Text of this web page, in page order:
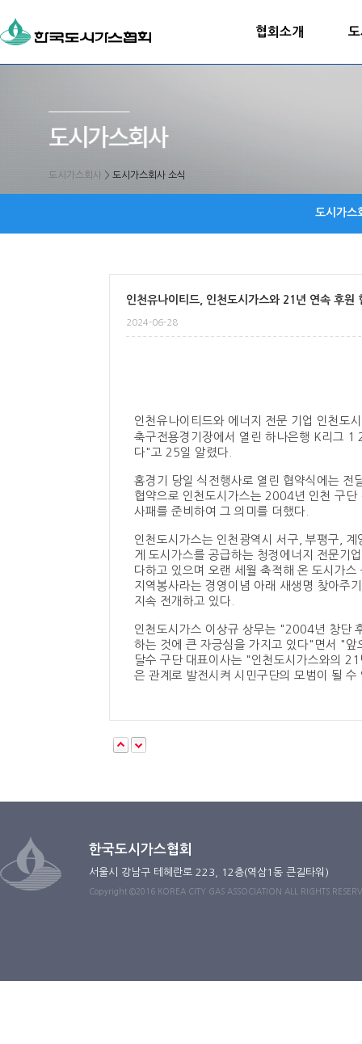
협회소개
도시가스회사 > 도시가스회사 소식
도시가스
인천유나이티드, 인천도시가스와 21년 연속 후원
2024-06-28
인천유나이티드와 에너지 전문 기업 인천도
축구전용경기장에서 열린 하나은행 K리그
다"고 25일 알렸다.
홈경기 당일 식전행사로 열린 협약식에는 전
협약으로 인천도시가스는 2004년 인천 구
사패를 준비하여 그 의미를 더했다.
인천도시가스는 인천광역시 서구, 부평구,
게 도시가스를 공급하는 청정에너지 전문기
다하고 있으며 오랜 세월 축적해 온 도시가
지역봉사라는 경영이념 아래 새생명 찾아주
지속 전개하고 있다.
인천도시가스 이상규 상무는 "2004년 창단
하는 것에 큰 자긍심을 가지고 있다"면서 "
달수 구단 대표이사는 "인천도시가스와의
은 관계로 발전시켜 시민구단의 모범이 될
한국도시가스협회
서울시 강남구 테헤란로 223, 12층(역삼1동 큰길타워)
Copyright ©2016 KOREA CITY GAS ASSOCIATION ALL RIGHTS